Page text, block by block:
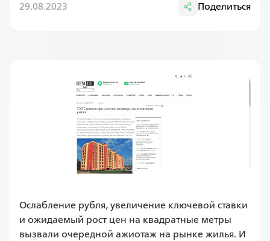
29.08.2023 Поделиться
Ослабление рубля, увеличение ключевой ставки
и ожидаемый рост цен на квадратные метры
вызвали очередной ажиотаж на рынке жилья. И